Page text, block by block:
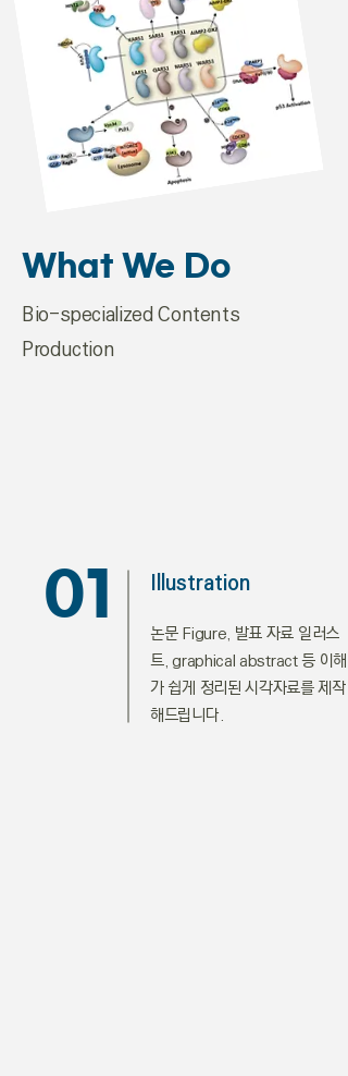
What We Do
Bio-specialized Contents
Production
01 Illustration
논문 Figure, 발표 자료 일러스
트, graphical abstract 등 이해
가 쉽게 정리된 시각자료를 제작
해드립니다.